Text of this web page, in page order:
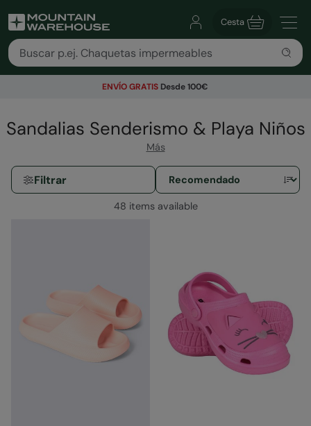
Cesta
ENVÍO GRATISDesde 100€
Sandalias Senderismo & Playa Niños
Más
Filtrar
48 items available